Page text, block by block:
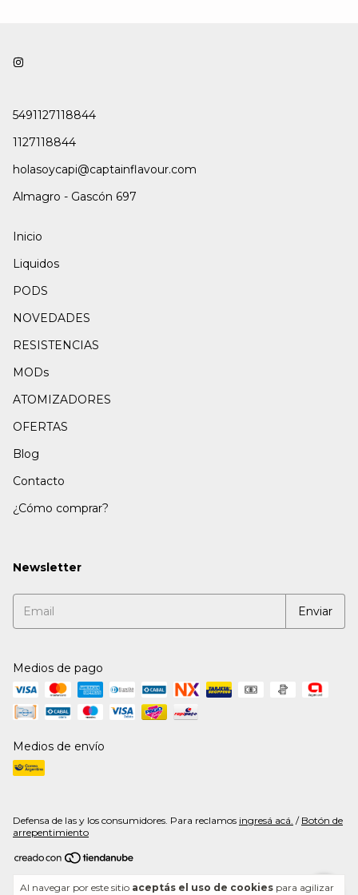
Al navegar por este sitio aceptás el uso de cookies para agilizar
5491127118844
1127118844
holasoycapi@captainflavour.com
Almagro - Gascón 697
Inicio
Liquidos
PODS
NOVEDADES
RESISTENCIAS
MODs
ATOMIZADORES
OFERTAS
Blog
Contacto
¿Cómo comprar?
Newsletter
Medios de pago
Medios de envío
Defensa de las y los consumidores. Para reclamos ingresá acá. / Botón de
arrepentimiento
Copyright Captain Flavour - 20291467572 - 2026. Todos los derechos
reservados.